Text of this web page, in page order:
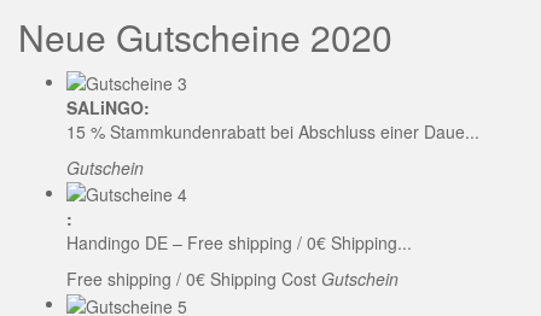
Neue Gutscheine 2020
SALiNGO:
15 % Stammkundenrabatt bei Abschluss einer Daue...
Gutschein
:
Handingo DE – Free shipping / 0€ Shipping...
Free shipping / 0€ Shipping Cost Gutschein